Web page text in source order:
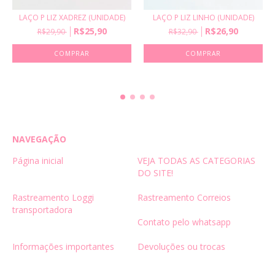
LAÇO P LIZ XADREZ (UNIDADE)
R$29,90
R$25,90
COMPRAR
LAÇO P LIZ LINHO (UNIDADE)
R$32,90
R$26,90
COMPRAR
NAVEGAÇÃO
Página inicial
VEJA TODAS AS CATEGORIAS
DO SITE!
Rastreamento Loggi
transportadora
Rastreamento Correios
Contato pelo whatsapp
Informações importantes Devoluções ou trocas